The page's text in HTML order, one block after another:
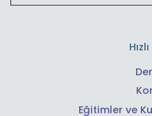
Eğitimler ve